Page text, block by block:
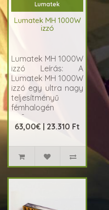
Lumatek
Lumatek MH 1000W
izzó
Lumatek MH 1000W
izzó Leírás: A
Lumatek MH 1000W
izzó egy ultra nagy
teljesítményű
fémhalogén
izz&oac..
63,00€ | 23.310 Ft